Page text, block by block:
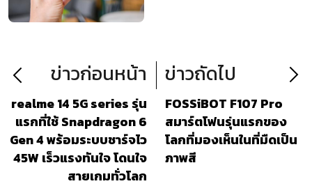
ข่าวก่อนหน้า
realme 14 5G series รุ่น
แรกที่ใช้ Snapdragon 6
Gen 4 พร้อมระบบชาร์จไว
45W เร็วแรงทันใจ โดนใจ
สายเกมทั่วโลก
ข่าวถัดไป
FOSSiBOT F107 Pro
สมาร์ตโฟนรุ่นแรกของ
โลกที่มองเห็นในที่มืดเป็น
ภาพสี